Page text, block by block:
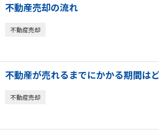
不動産売却の流れ
不動産売却
不動産が売れるまでにかかる期間は
不動産売却